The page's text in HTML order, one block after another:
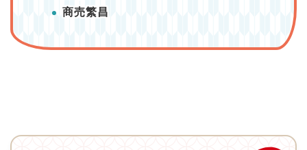
商売繁昌